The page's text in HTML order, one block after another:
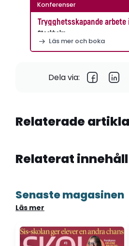
Konferenser
Trygghetsskapande arbete
Stockholm
Läs mer och boka
Dela via:
Relaterade
Relaterat innehåll
Senaste magasinen
Läs mer